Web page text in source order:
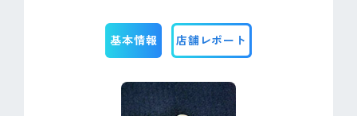
基本情報 店舗レポート